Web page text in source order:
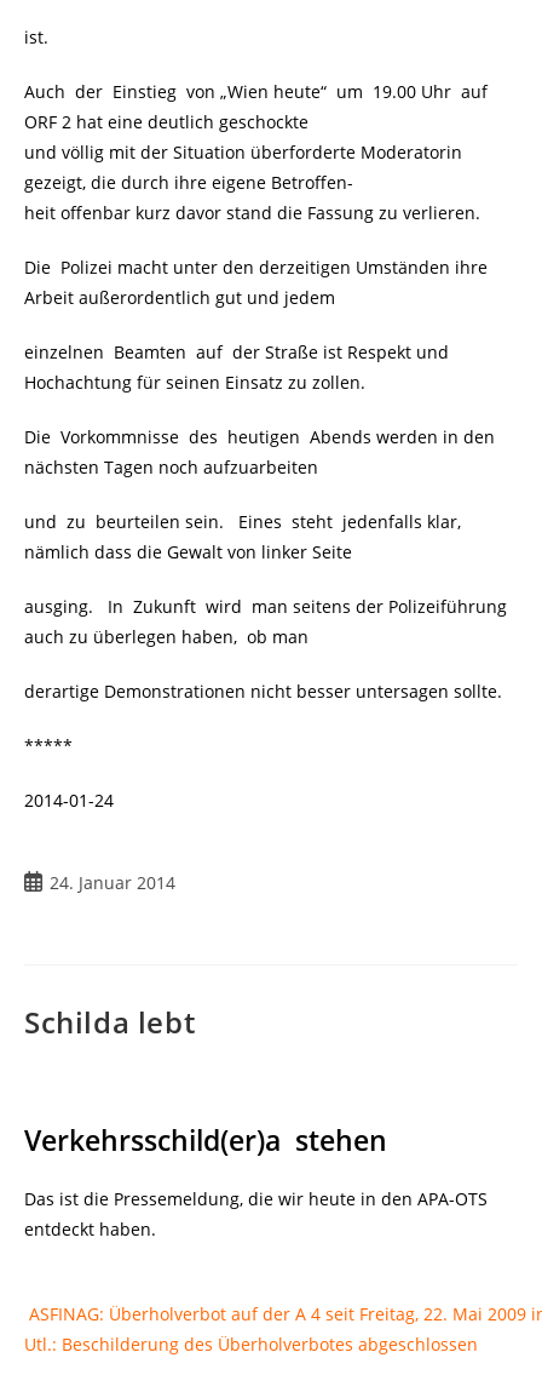
ist.
Auch der Einstieg von „Wien heute“ um 19.00 Uhr auf
ORF 2 hat eine deutlich geschockte
und völlig mit der Situation überforderte Moderatorin
gezeigt, die durch ihre eigene Betroffen-
heit offenbar kurz davor stand die Fassung zu verlieren.
Die Polizei macht unter den derzeitigen Umständen ihre
Arbeit außerordentlich gut und jedem
einzelnen Beamten auf der Straße ist Respekt und
Hochachtung für seinen Einsatz zu zollen.
Die Vorkommnisse des heutigen Abends werden in den
nächsten Tagen noch aufzuarbeiten
und zu beurteilen sein. Eines steht jedenfalls klar,
nämlich dass die Gewalt von linker Seite
ausging. In Zukunft wird man seitens der Polizeiführung
auch zu überlegen haben, ob man
derartige Demonstrationen nicht besser untersagen sollte.
*****
2014-01-24
Beitrag
24. Januar 2014
Schilda lebt
Verkehrsschild(er)a stehen
Das ist die Pressemeldung, die wir heute in den APA-OTS
entdeckt haben.
ASFINAG: Überholverbot auf der A 4 seit Freitag, 22. Mai 2009
Utl.: Beschilderung des Überholverbotes abgeschlossen